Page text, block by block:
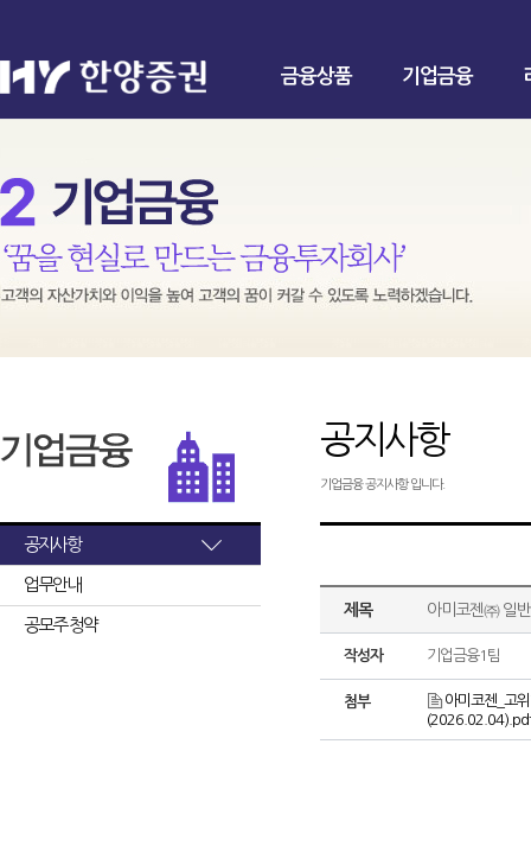
금융상품 기업금융
공지사항
업무안내
공모주 청약
공지사항
기업금융 공지사항 입니다.
제목 아미코젠㈜ 일
작성자 기업금융1팀
첨부
아미코젠_고